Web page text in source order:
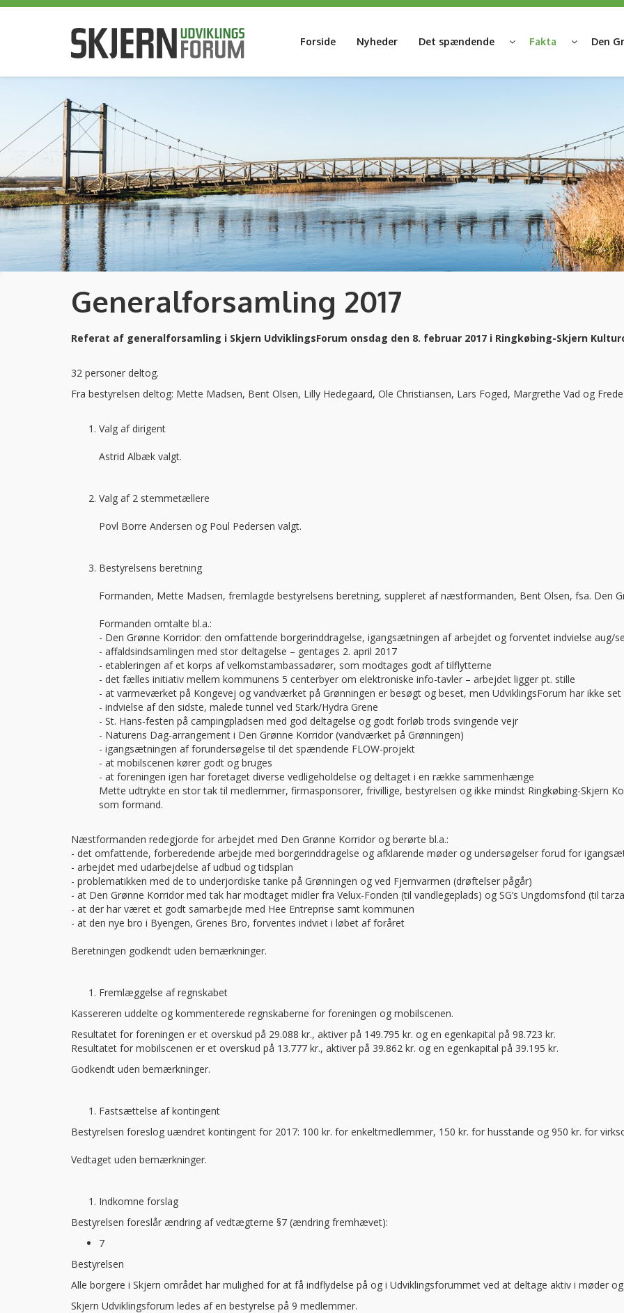
Forside Nyheder Det spændende Fakta Den
Generalforsamling 2017
Referat af generalforsamling i Skjern UdviklingsForum onsdag den 8. februar 2017 i Ringkøbing-Skjern
32 personer deltog.
Fra bestyrelsen deltog: Mette Madsen, Bent Olsen, Lilly Hedegaard, Ole Christiansen, Lars Foged, Margrethe Vad og
Valg af dirigent
Astrid Albæk valgt.
Valg af 2 stemmetællere
Povl Borre Andersen og Poul Pedersen valgt.
Bestyrelsens beretning
Formanden, Mette Madsen, fremlagde bestyrelsens beretning, suppleret af næstformanden, Bent Olsen, fsa. Den
Formanden omtalte bl.a.:
- Den Grønne Korridor: den omfattende borgerinddragelse, igangsætningen af arbejdet og forventet indvielse aug/
- affaldsindsamlingen med stor deltagelse – gentages 2. april 2017
- etableringen af et korps af velkomstambassadører, som modtages godt af tilflytterne
- det fælles initiativ mellem kommunens 5 centerbyer om elektroniske info-tavler – arbejdet ligger pt. stille
- at varmeværket på Kongevej og vandværket på Grønningen er besøgt og beset, men UdviklingsForum har ikke
- indvielse af den sidste, malede tunnel ved Stark/Hydra Grene
- St. Hans-festen på campingpladsen med god deltagelse og godt forløb trods svingende vejr
- Naturens Dag-arrangement i Den Grønne Korridor (vandværket på Grønningen)
- igangsætningen af forundersøgelse til det spændende FLOW-projekt
- at mobilscenen kører godt og bruges
- at foreningen igen har foretaget diverse vedligeholdelse og deltaget i en række sammenhænge
Mette udtrykte en stor tak til medlemmer, firmasponsorer, frivillige, bestyrelsen og ikke mindst Ringkøbing-Skjern
som formand.
Næstformanden redegjorde for arbejdet med Den Grønne Korridor og berørte bl.a.:
- det omfattende, forberedende arbejde med borgerinddragelse og afklarende møder og undersøgelser forud for
- arbejdet med udarbejdelse af udbud og tidsplan
- problematikken med de to underjordiske tanke på Grønningen og ved Fjernvarmen (drøftelser pågår)
- at Den Grønne Korridor med tak har modtaget midler fra Velux-Fonden (til vandlegeplads) og SG’s Ungdomsfond (til
- at der har været et godt samarbejde med Hee Entreprise samt kommunen
- at den nye bro i Byengen, Grenes Bro, forventes indviet i løbet af foråret
Beretningen godkendt uden bemærkninger.
Fremlæggelse af regnskabet
Kassereren uddelte og kommenterede regnskaberne for foreningen og mobilscenen.
Resultatet for foreningen er et overskud på 29.088 kr., aktiver på 149.795 kr. og en egenkapital på 98.723 kr.
Resultatet for mobilscenen er et overskud på 13.777 kr., aktiver på 39.862 kr. og en egenkapital på 39.195 kr.
Godkendt uden bemærkninger.
Fastsættelse af kontingent
Bestyrelsen foreslog uændret kontingent for 2017: 100 kr. for enkeltmedlemmer, 150 kr. for husstande og 950 kr. for
Vedtaget uden bemærkninger.
Indkomne forslag
Bestyrelsen foreslår ændring af vedtægterne §7 (ændring fremhævet):
7
Bestyrelsen
Alle borgere i Skjern området har mulighed for at få indflydelse på og i Udviklingsforummet ved at deltage aktiv i møder
Skjern Udviklingsforum ledes af en bestyrelse på 9 medlemmer.